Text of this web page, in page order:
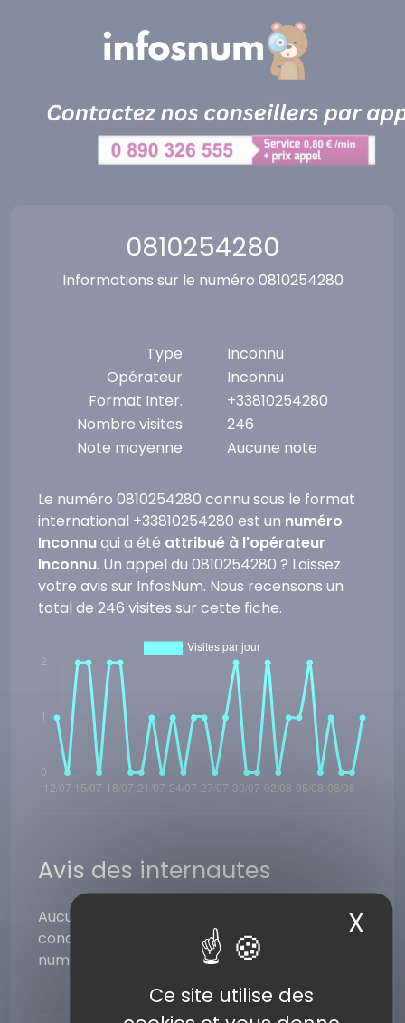
Ce site utilise des
X
0810254280
Informations sur le numéro 0810254280
Type
Inconnu
Opérateur
Inconnu
Format Inter.
+33810254280
Nombre visites
246
Note moyenne
Aucune note
Le numéro 0810254280 connu sous le format
international +33810254280 est un numéro
Inconnuqui a été attribué à l'opérateur
Inconnu. Un appel du 0810254280 ? Laissez
votre avis sur InfosNum. Nous recensons un
total de 246 visites sur cette fiche.
Avis des internautes
Aucun avis pour ce numéro. Laissez votre avis
concernant votre expérience avec ce
numéro.